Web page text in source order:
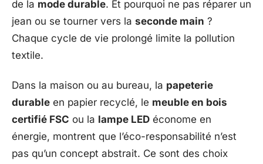
de la mode durable. Et pourquoi ne pas réparer un
jean ou se tourner vers la seconde main ?
Chaque cycle de vie prolongé limite la pollution
textile.
Dans la maison ou au bureau, la papeterie
durable en papier recyclé, le meuble en bois
certifié FSC ou la lampe LED économe en
énergie, montrent que l’éco-responsabilité n’est
pas qu’un concept abstrait. Ce sont des choix